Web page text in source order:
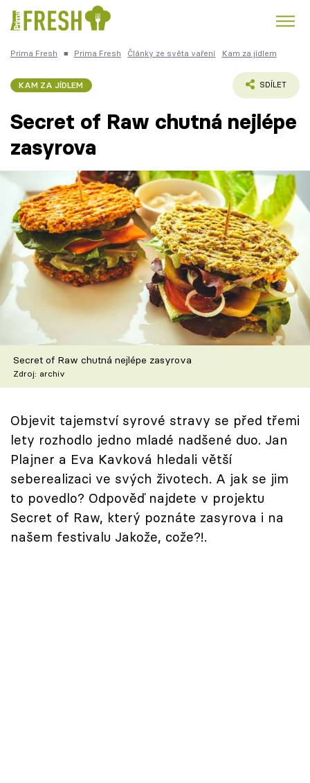
Česká kuchyně
Témata
Recepty
Články
TV Program
Škola vaření
Recepty z TV
Speciál: Cuketa
Těhotnej kuchař
Sledujte prima+
Přihlášení
Prima Fresh ■ Prima Fresh Články ze světa vaření Kam za jídlem
KAM ZA JÍDLEM SDÍLET
Secret of Raw chutná nejlépe
zasyrova
Secret of Raw chutná nejlépe zasyrova
Zdroj: archiv
Objevit tajemství syrové stravy se před třemi
lety rozhodlo jedno mladé nadšené duo. Jan
Plajner a Eva Kavková hledali větší
seberealizaci ve svých životech. A jak se jim
to povedlo? Odpověď najdete v projektu
Secret of Raw, který poznáte zasyrova i na
našem festivalu Jakože, cože?!.